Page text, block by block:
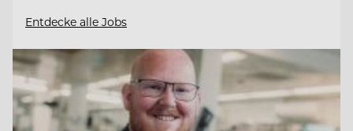
Entdecke alle Jobs